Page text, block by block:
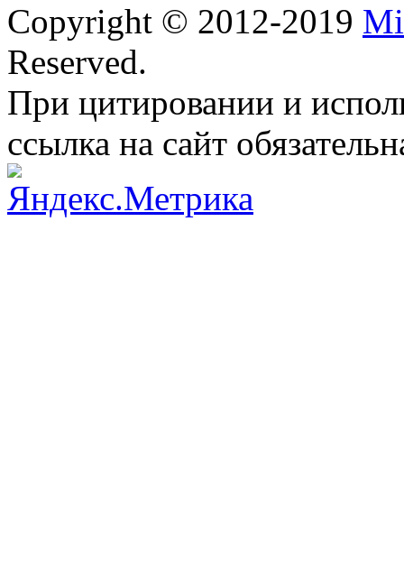
Copyright © 2012-2019
Reserved.
При цитировании и
ссылка на сайт